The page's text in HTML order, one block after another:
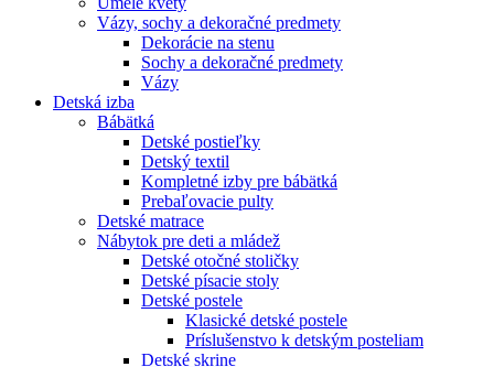
Vázy, sochy a dekoračné predmety
Dekorácie na stenu
Sochy a dekoračné predmety
Vázy
Detská izba
Bábätká
Detské postieľky
Detský textil
Kompletné izby pre bábätká
Prebaľovacie pulty
Detské matrace
Nábytok pre deti a mládež
Detské otočné stoličky
Detské písacie stoly
Detské postele
Klasické detské postele
Príslušenstvo k detským posteliam
Detské skrine